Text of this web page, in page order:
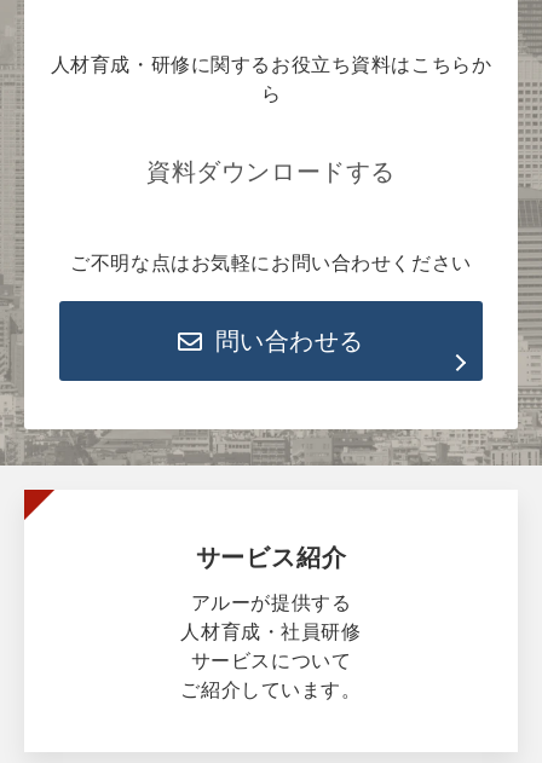
人材育成・研修に関するお役立ち資料はこちらか
ら
資料ダウンロードする
ご不明な点はお気軽にお問い合わせください
問い合わせる
サービス紹介
アルーが提供する
人材育成・社員研修
サービスについて
ご紹介しています。